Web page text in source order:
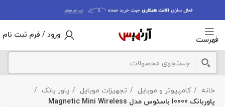
فهرست
ورود / فرم ثبت نام
خانه کامپیوتر و موبایل تجهیزات موبایل
پاور بانک
پاوربانک 10000 باسئوس مدل Magnetic Mini Wireless